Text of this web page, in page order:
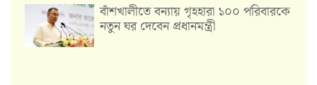
বাঁশখালীতে বন্যায় গৃহহারা ১০০ পরিবারকে
নতুন ঘর দেবেন প্রধানমন্ত্রী